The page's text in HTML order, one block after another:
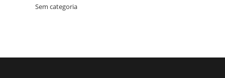
Sem categoria